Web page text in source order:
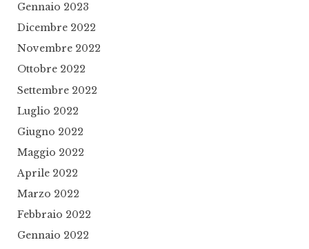
Gennaio 2023
Dicembre 2022
Novembre 2022
Ottobre 2022
Settembre 2022
Luglio 2022
Giugno 2022
Maggio 2022
Aprile 2022
Marzo 2022
Febbraio 2022
Gennaio 2022